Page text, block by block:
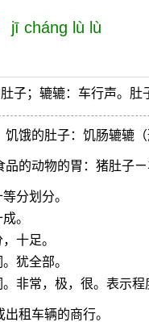
jī cháng lù lù
子；辘辘：车行声。
饥饿的肚子：饥肠辘辘
品的动物的胃：猪肚子
分划分。
。
十足。
犹全部。
非常，极，很。表示程
出租车辆的商行。